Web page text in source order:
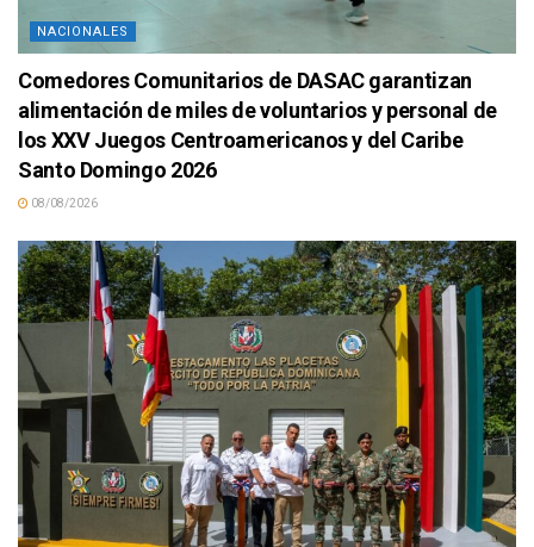
NACIONALES
Comedores Comunitarios de DASAC garantizan
alimentación de miles de voluntarios y personal de
los XXV Juegos Centroamericanos y del Caribe
Santo Domingo 2026
08/08/2026